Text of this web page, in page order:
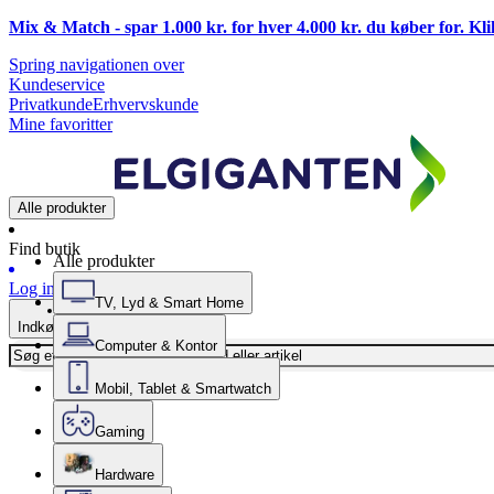
Mix & Match - spar 1.000 kr. for hver 4.000 kr. du køber for.
Spring navigationen over
Kundeservice
PrivatkundeErhvervskunde
Mine favoritter
Alle produkter
Find butik
Log ind
Indkøbskurv
Alle produkter
TV, Lyd & Smart Home
Computer & Kontor
Mobil, Tablet & Smartwatch
Gaming
Hardware